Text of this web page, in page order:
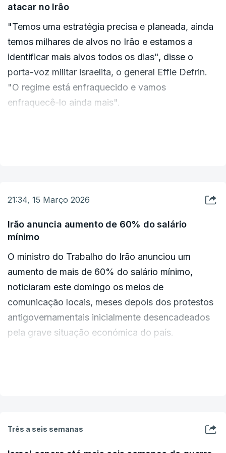
de hoje somam-se cinco elementos da equipa do
grupo inicial de sete.
atacar no Irão
"Temos uma estratégia precisa e planeada, ainda
temos milhares de alvos no Irão e estamos a
identificar mais alvos todos os dias", disse o
porta-voz militar israelita, o general Effie Defrin.
"O regime está enfraquecido e vamos
enfraquecê-lo ainda mais".
21:34, 15 Março 2026
Irão anuncia aumento de 60% do salário
mínimo
O ministro do Trabalho do Irão anunciou um
aumento de mais de 60% do salário mínimo,
noticiaram este domingo os meios de
comunicação locais, meses depois dos protestos
antigovernamentais inicialmente desencadeados
pela grave situação económica do país.
ataques aéreos israelitas e norte-americanos a 28
Três a seis semanas